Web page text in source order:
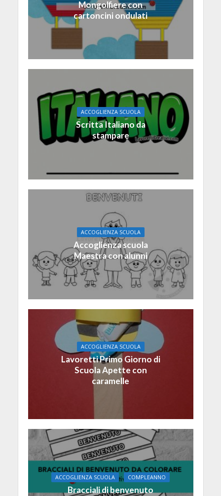
Mongolfiere con
cartoncini ondulati
ACCOGLIENZA SCUOLA
Scritta Italiano da
stampare
ACCOGLIENZA SCUOLA
Accoglienza scuola
Maestra con alunni
ACCOGLIENZA SCUOLA
Lavoretti Primo Giorno di
Scuola Apette con
caramelle
ACCOGLIENZA SCUOLA COMPLEANNO
Bracciali di benvenuto